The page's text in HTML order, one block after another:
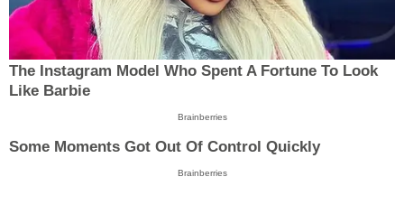
The Instagram Model Who Spent A Fortune To Look
Like Barbie
Brainberries
Some Moments Got Out Of Control Quickly
Brainberries